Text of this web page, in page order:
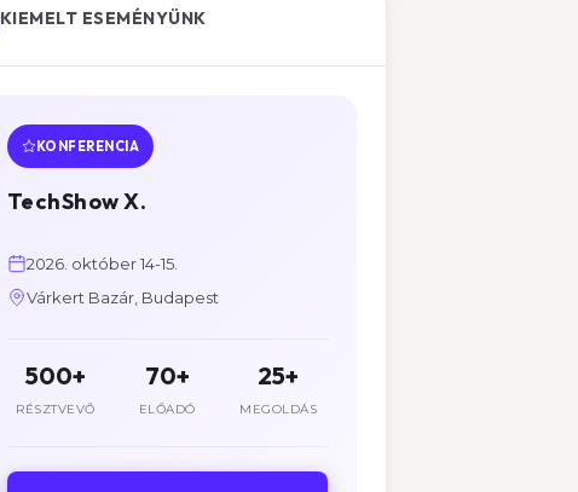
KIEMELT ESEMÉNYÜNK
KONFERENCIA
TechShow X.
2026. október 14-15.
Várkert Bazár, Budapest
500+
RÉSZTVEVŐ
70+
ELŐADÓ
25+
MEGOLDÁS